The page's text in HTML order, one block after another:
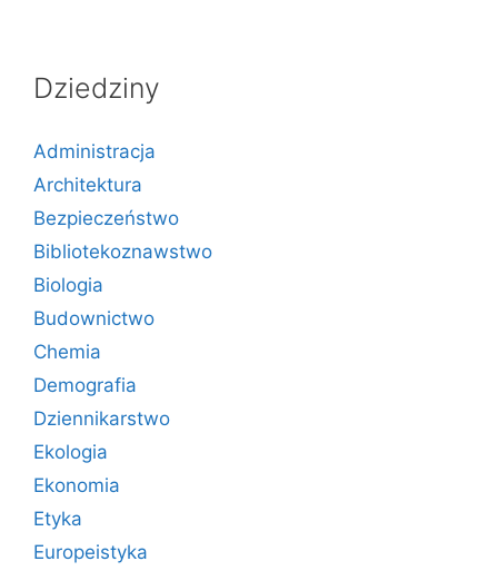
Dziedziny
Administracja
Architektura
Bezpieczeństwo
Bibliotekoznawstwo
Biologia
Budownictwo
Chemia
Demografia
Dziennikarstwo
Ekologia
Ekonomia
Etyka
Europeistyka